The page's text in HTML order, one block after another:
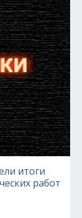
итоги
работ